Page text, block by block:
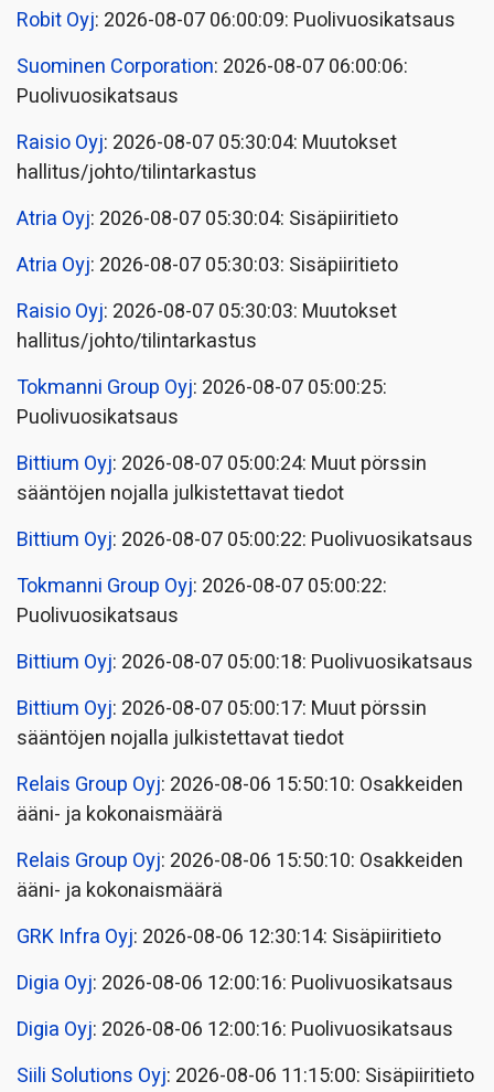
Robit Oyj: 2026-08-07 06:00:09: Puolivuosikatsaus
Suominen Corporation: 2026-08-07 06:00:06:
Puolivuosikatsaus
Raisio Oyj: 2026-08-07 05:30:04: Muutokset
hallitus/johto/tilintarkastus
Atria Oyj: 2026-08-07 05:30:04: Sisäpiiritieto
Atria Oyj: 2026-08-07 05:30:03: Sisäpiiritieto
Raisio Oyj: 2026-08-07 05:30:03: Muutokset
hallitus/johto/tilintarkastus
Tokmanni Group Oyj: 2026-08-07 05:00:25:
Puolivuosikatsaus
Bittium Oyj: 2026-08-07 05:00:24: Muut pörssin
sääntöjen nojalla julkistettavat tiedot
Bittium Oyj: 2026-08-07 05:00:22: Puolivuosikatsaus
Tokmanni Group Oyj: 2026-08-07 05:00:22:
Puolivuosikatsaus
Bittium Oyj: 2026-08-07 05:00:18: Puolivuosikatsaus
Bittium Oyj: 2026-08-07 05:00:17: Muut pörssin
sääntöjen nojalla julkistettavat tiedot
Relais Group Oyj: 2026-08-06 15:50:10: Osakkeiden
ääni- ja kokonaismäärä
Relais Group Oyj: 2026-08-06 15:50:10: Osakkeiden
ääni- ja kokonaismäärä
GRK Infra Oyj: 2026-08-06 12:30:14: Sisäpiiritieto
Digia Oyj: 2026-08-06 12:00:16: Puolivuosikatsaus
Digia Oyj: 2026-08-06 12:00:16: Puolivuosikatsaus
Siili Solutions Oyj: 2026-08-06 11:15:00: Sisäpiiritieto